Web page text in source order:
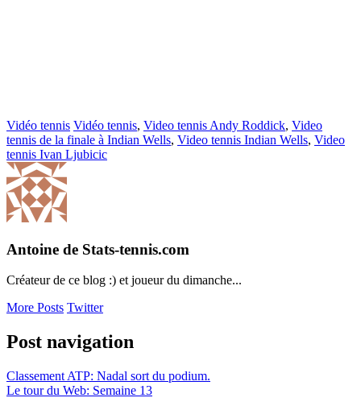
Vidéo tennis Vidéo tennis, Video tennis Andy Roddick, Video
tennis de la finale à Indian Wells, Video tennis Indian Wells, Video
tennis Ivan Ljubicic
Antoine de Stats-tennis.com
Créateur de ce blog :) et joueur du dimanche...
More Posts Twitter
Post navigation
Classement ATP: Nadal sort du podium.
Le tour du Web: Semaine 13